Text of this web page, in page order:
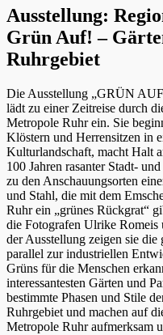
Ausstellung:
Grün Auf! –
Ruhrgebiet
Die Ausstellung „GRÜN
lädt zu einer Zeitreise durch
Metropole Ruhr ein. Sie
Klöstern und Herrensitzen in
Kulturlandschaft, macht Halt
100 Jahren rasanter Stadt-
zu den Anschauungsorten
und Stahl, die mit dem
Ruhr ein „grünes Rückgrat“
die Fotografen Ulrike Romeis
der Ausstellung zeigen sie
parallel zur industriellen
Grüns für die Menschen
interessantesten Gärten und
bestimmte Phasen und Stile
Ruhrgebiet und machen auf
Metropole Ruhr aufmerksam